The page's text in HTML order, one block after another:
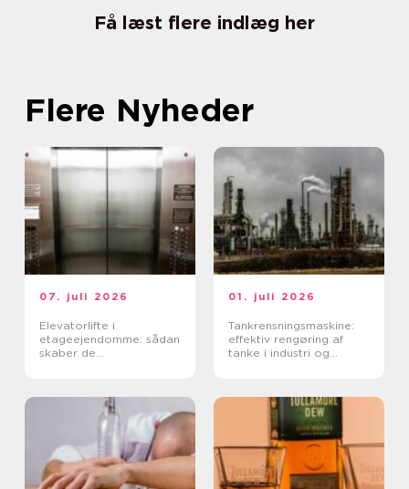
Få læst flere indlæg her
Flere Nyheder
07. juli 2026
Elevatorlifte i
etageejendomme: sådan
skaber de
01. juli 2026
Tankrensningsmaskine:
effektiv rengøring af
tanke i industri og